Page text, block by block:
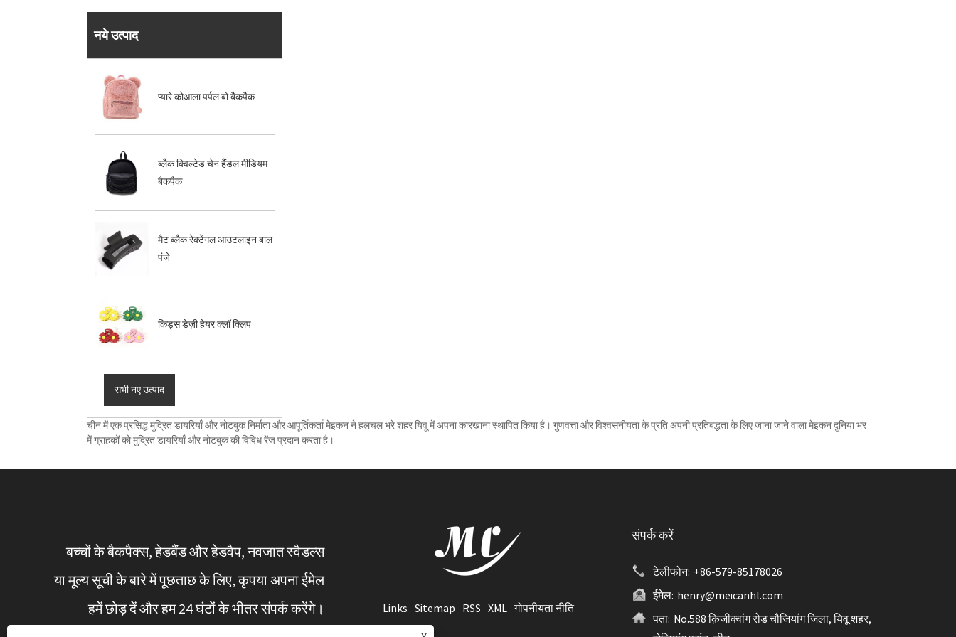
नये उत्पाद
प्यारे कोआला पर्पल बो बैकपैक
ब्लैक क्विल्टेड चेन हैंडल मीडियम
बैकपैक
मैट ब्लैक रेक्टेंगल आउटलाइन बाल
पंजे
किड्स डेज़ी हेयर क्लॉ क्लिप
सभी नए उत्पाद
चीन में एक प्रसिद्ध मुद्रित डायरियाँ और नोटबुक निर्माता और आपूर्तिकर्ता मेइकन ने हलचल भरे शहर यिवू में अपना कारखाना स्थापित किया है। गुणवत्ता और विश्वसनीयता के प्रति अपनी प्रतिबद्धता के लिए जाना जाने वाला मेइकन दुनिया भर
में ग्राहकों को मुद्रित डायरियाँ और नोटबुक की विविध रेंज प्रदान करता है।
बच्चों के बैकपैक्स, हेडबैंड और हेडवैप, नवजात स्वैडल्स
या मूल्य सूची के बारे में पूछताछ के लिए, कृपया अपना ईमेल
हमें छोड़ दें और हम 24 घंटों के भीतर संपर्क करेंगे।
Links Sitemap RSS XML गोपनीयता नीति
संपर्क करें
टेलीफोन: +86-579-85178026
ईमेल: henry@meicanhl.com
पता: No.588 क़िजीक्वांग रोड चौजियांग जिला, यिवू शहर,